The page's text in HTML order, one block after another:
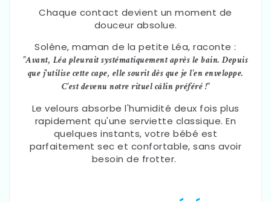
Chaque contact devient un moment de
douceur absolue.
Solène, maman de la petite Léa, raconte :
"Avant, Léa pleurait systématiquement après le bain. Depuis
que j'utilise cette cape, elle sourit dès que je l'en enveloppe.
C'est devenu notre rituel câlin préféré !"
Le velours absorbe l'humidité deux fois plus
rapidement qu'une serviette classique. En
quelques instants, votre bébé est
parfaitement sec et confortable, sans avoir
besoin de frotter.